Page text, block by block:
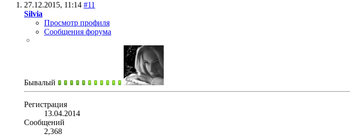
27.12.2015, 11:14 #11
Silvia
Просмотр профиля
Сообщения форума
Бывалый
Регистрация
13.04.2014
Сообщений
2,368